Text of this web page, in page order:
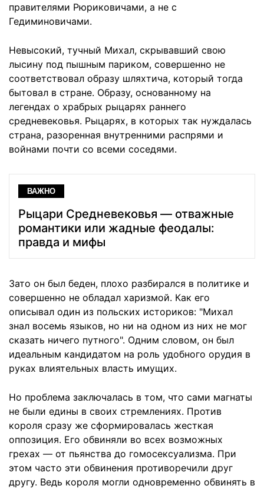
правителями Рюриковичами, а не с
Гедиминовичами.
Невысокий, тучный Михал, скрывавший свою
лысину под пышным париком, совершенно не
соответствовал образу шляхтича, который тогда
бытовал в стране. Образу, основанному на
легендах о храбрых рыцарях раннего
средневековья. Рыцарях, в которых так нуждалась
страна, разоренная внутренними распрями и
войнами почти со всеми соседями.
ВАЖНО
Рыцари Средневековья — отважные
романтики или жадные феодалы:
правда и мифы
Зато он был беден, плохо разбирался в политике и
совершенно не обладал харизмой. Как его
описывал один из польских историков: "Михал
знал восемь языков, но ни на одном из них не мог
сказать ничего путного". Одним словом, он был
идеальным кандидатом на роль удобного орудия в
руках влиятельных власть имущих.
Но проблема заключалась в том, что сами магнаты
не были едины в своих стремлениях. Против
короля сразу же сформировалась жесткая
оппозиция. Его обвиняли во всех возможных
грехах — от пьянства до гомосексуализма. При
этом часто эти обвинения противоречили друг
другу. Ведь короля могли одновременно обвинять в